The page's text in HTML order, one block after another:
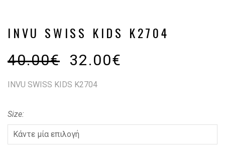
INVU SWISS KIDS K2704
40.00€ 32.00€
INVU SWISS KIDS K2704
Size